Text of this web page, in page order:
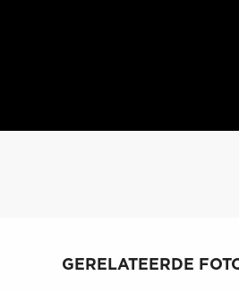
GERELATEERDE